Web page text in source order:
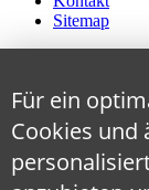
Sitemap
Für ein
Cookies und